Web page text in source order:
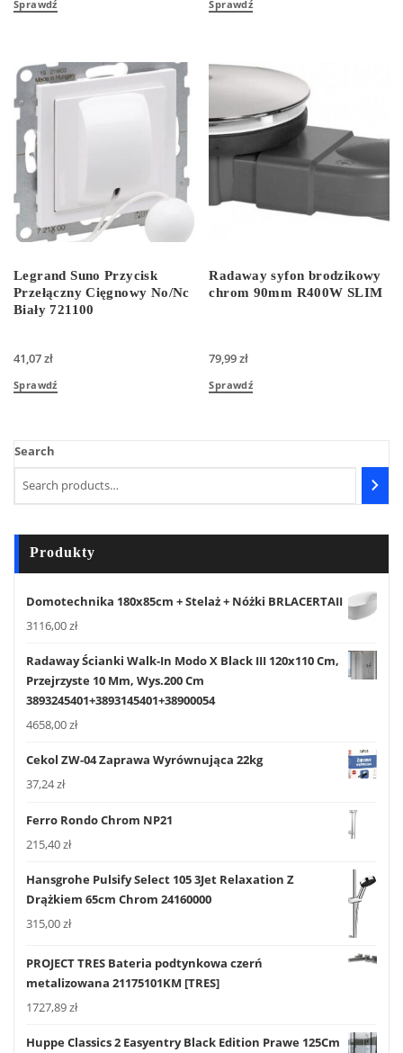
Sprawdź Sprawdź
Legrand Suno Przycisk
Przełączny Cięgnowy No/Nc
Biały 721100
41,07zł
Sprawdź
Radaway syfon brodzikowy
chrom 90mm R400W SLIM
79,99zł
Sprawdź
Search
Produkty
Domotechnika 180x85cm + Stelaż + Nóżki BRLACERTAII
3116,00zł
Radaway Ścianki Walk-In Modo X Black III 120x110 Cm,
Przejrzyste 10 Mm, Wys.200 Cm
3893245401+3893145401+38900054
4658,00zł
Cekol ZW-04 Zaprawa Wyrównująca 22kg
37,24zł
Ferro Rondo Chrom NP21
215,40zł
Hansgrohe Pulsify Select 105 3Jet Relaxation Z
Drążkiem 65cm Chrom 24160000
315,00zł
PROJECT TRES Bateria podtynkowa czerń
metalizowana 21175101KM [TRES]
1727,89zł
Huppe Classics 2 Easyentry Black Edition Prawe 125Cm